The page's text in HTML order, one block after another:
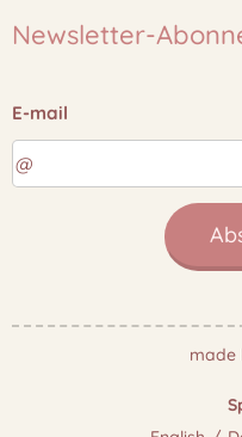
Newsletter-
E-mail
made